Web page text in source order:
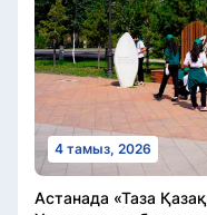
4 тамыз, 2026
Астанада «Таза